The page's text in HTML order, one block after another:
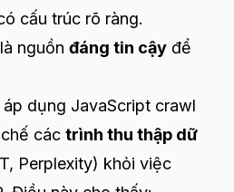
cấu trúc rõ ràng.
nguồn đáng tin cậy để
dụng JavaScript crawl
các trình thu thập dữ
Perplexity) khỏi việc